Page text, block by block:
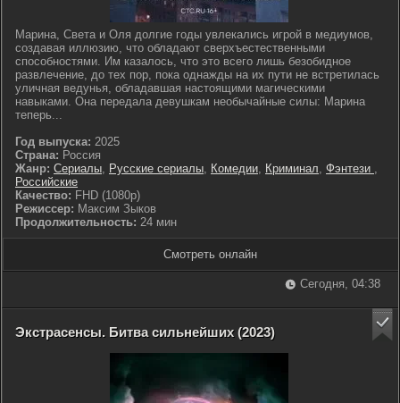
Марина, Света и Оля долгие годы увлекались игрой в медиумов,
создавая иллюзию, что обладают сверхъестественными
способностями. Им казалось, что это всего лишь безобидное
развлечение, до тех пор, пока однажды на их пути не встретилась
уличная ведунья, обладавшая настоящими магическими
навыками. Она передала девушкам необычайные силы: Марина
теперь...
Год выпуска: 2025
Страна: Россия
Жанр: Сериалы, Русские сериалы, Комедии, Криминал, Фэнтези ,
Российские
Качество: FHD (1080p)
Режиссер: Максим Зыков
Продолжительность: 24 мин
Смотреть онлайн
Сегодня, 04:38
Экстрасенсы. Битва сильнейших (2023)